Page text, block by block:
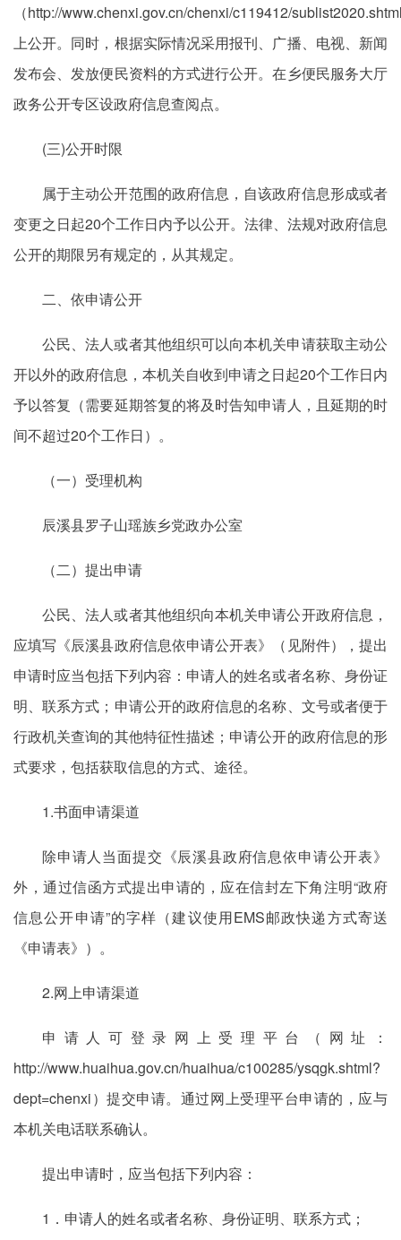
（http://www.chenxi.gov.cn/chenxi/c119412/
上公开。同时，根据实际情况采用报刊、广播、电视、新闻
发布会、发放便民资料的方式进行公开。在乡便民服务大厅
政务公开专区设政府信息查阅点。
(三)公开时限
属于主动公开范围的政府信息，自该政府信息形成或者
变更之日起20个工作日内予以公开。法律、法规对政府信息
公开的期限另有规定的，从其规定。
二、依申请公开
公民、法人或者其他组织可以向本机关申请获取主动公
开以外的政府信息，本机关自收到申请之日起20个工作日内
予以答复（需要延期答复的将及时告知申请人，且延期的时
间不超过20个工作日）。
（一）受理机构
辰溪县罗子山瑶族乡党政办公室
（二）提出申请
公民、法人或者其他组织向本机关申请公开政府信息，
应填写《辰溪县政府信息依申请公开表》（见附件），提出
申请时应当包括下列内容：申请人的姓名或者名称、身份证
明、联系方式；申请公开的政府信息的名称、文号或者便于
行政机关查询的其他特征性描述；申请公开的政府信息的形
式要求，包括获取信息的方式、途径。
1.书面申请渠道
除申请人当面提交《辰溪县政府信息依申请公开表》
外，通过信函方式提出申请的，应在信封左下角注明“政府
信息公开申请”的字样（建议使用EMS邮政快递方式寄送
《申请表》）。
2.网上申请渠道
申请人可登录网上受理平台（网址：
http://www.huaihua.gov.cn/huaihua/c100285/ysqgk.shtml?
dept=chenxi）提交申请。通过网上受理平台申请的，应与
本机关电话联系确认。
提出申请时，应当包括下列内容：
1．申请人的姓名或者名称、身份证明、联系方式；